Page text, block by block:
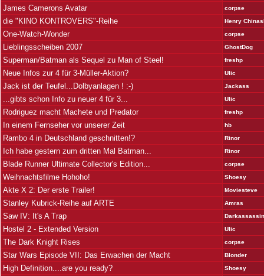
James Camerons Avatar corpse
die "KINO KONTROVERS"-Reihe Henry
One-Watch-Wonder corpse
Lieblingsscheiben 2007 GhostDog
Superman/Batman als Sequel zu Man of Steel! freshp
Neue Infos zur 4 für 3-Müller-Aktion? Ulic
Jack ist der Teufel...Dolbyanlagen ! :-) Jackass
...gibts schon Info zu neuer 4 für 3... Ulic
Rodriguez macht Machete und Predator freshp
In einem Fernseher vor unserer Zeit hb
Rambo 4 in Deutschland geschnitten!? Rinor
Ich habe gestern zum dritten Mal Batman... Rinor
Blade Runner Ultimate Collector's Edition... corpse
Weihnachtsfilme Hohoho! Shoesy
Akte X 2: Der erste Trailer! Moviesteve
Stanley Kubrick-Reihe auf ARTE Amras
Saw IV: It's A Trap Darkassassin
Hostel 2 - Extended Version Ulic
The Dark Knight Rises corpse
Star Wars Episode VII: Das Erwachen der Macht Blonder
High Definition....are you ready? Shoesy